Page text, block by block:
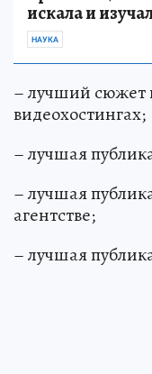
Над СССР
пришельцев:
искала и
– лучший сюжет
видеохостингах;
– лучшая
– лучшая
агентстве;